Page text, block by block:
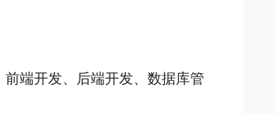
端开发、后端开发、数据库管